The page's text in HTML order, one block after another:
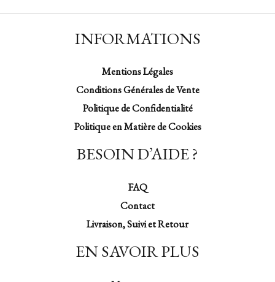
INFORMATIONS
Mentions Légales
Conditions Générales de Vente
Politique de Confidentialité
Politique en Matière de Cookies
BESOIN D’AIDE ?
FAQ
Contact
Livraison, Suivi et Retour
EN SAVOIR PLUS